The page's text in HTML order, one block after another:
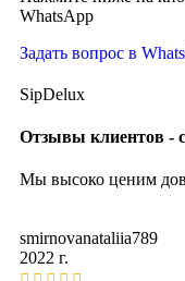
WhatsApp
Задать вопрос в
SipDelux
Отзывы клиентов -
Мы высоко ценим
smirnovanataliia789
2022 г.